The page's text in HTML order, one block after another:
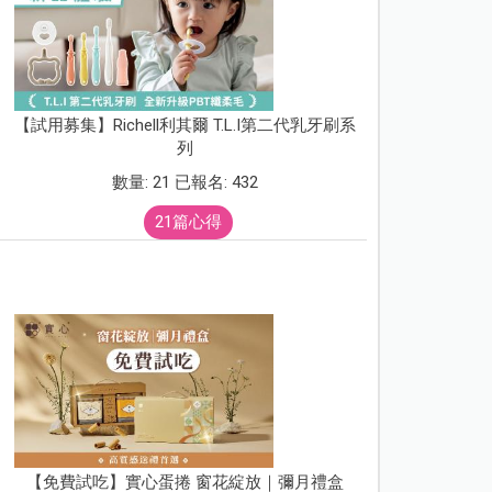
【試用募集】Richell利其爾 T.L.I第二代乳牙刷系
列
數量: 21 已報名: 432
21篇心得
【免費試吃】實心蛋捲 窗花綻放｜彌月禮盒